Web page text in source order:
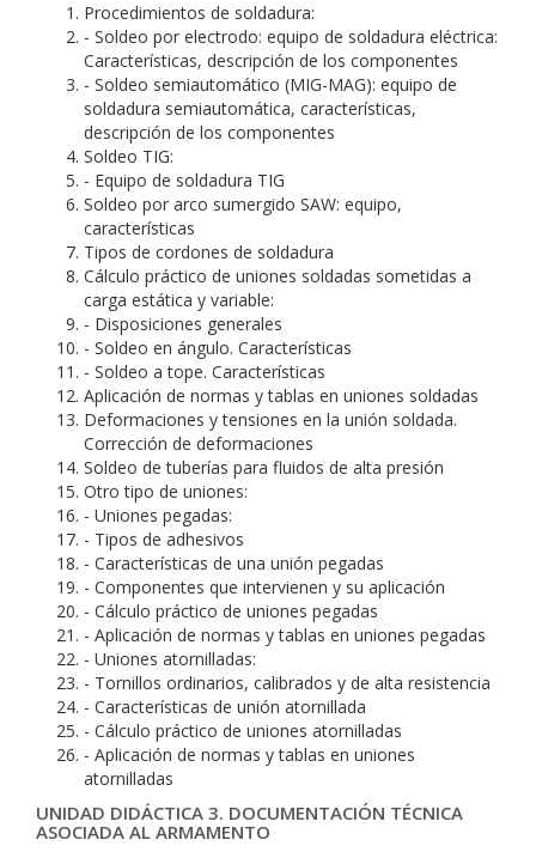
Procedimientos de soldadura:
- Soldeo por electrodo: equipo de soldadura eléctrica:
Características, descripción de los componentes
- Soldeo semiautomático (MIG-MAG): equipo de
soldadura semiautomática, características,
descripción de los componentes
Soldeo TIG:
- Equipo de soldadura TIG
Soldeo por arco sumergido SAW: equipo,
características
Tipos de cordones de soldadura
Cálculo práctico de uniones soldadas sometidas a
carga estática y variable:
- Disposiciones generales
- Soldeo en ángulo. Características
- Soldeo a tope. Características
Aplicación de normas y tablas en uniones soldadas
Deformaciones y tensiones en la unión soldada.
Corrección de deformaciones
Soldeo de tuberías para fluidos de alta presión
Otro tipo de uniones:
- Uniones pegadas:
- Tipos de adhesivos
- Características de una unión pegadas
- Componentes que intervienen y su aplicación
- Cálculo práctico de uniones pegadas
- Aplicación de normas y tablas en uniones pegadas
- Uniones atornilladas:
- Tornillos ordinarios, calibrados y de alta resistencia
- Características de unión atornillada
- Cálculo práctico de uniones atornilladas
- Aplicación de normas y tablas en uniones
atornilladas
UNIDAD DIDÁCTICA 3. DOCUMENTACIÓN TÉCNICA
ASOCIADA AL ARMAMENTO